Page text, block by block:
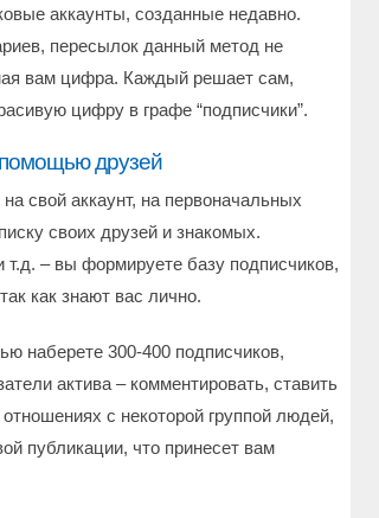
аккаунты, созданные недавно.
пересылок данный метод не
вам цифра. Каждый решает сам,
цифру в графе “подписчики”.
помощью друзей
свой аккаунт, на первоначальных
своих друзей и знакомых.
– вы формируете базу подписчиков,
как знают вас лично.
наберете 300-400 подписчиков,
актива – комментировать, ставить
с некоторой группой людей,
публикации, что принесет вам